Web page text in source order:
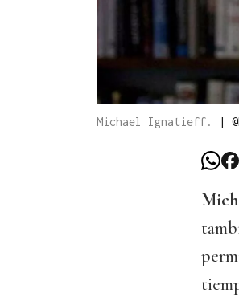
Michael Ignatieff. |